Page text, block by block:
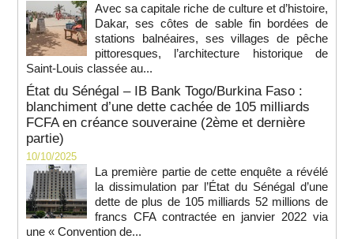
Avec sa capitale riche de culture et d’histoire,
Dakar, ses côtes de sable fin bordées de
stations balnéaires, ses villages de pêche
pittoresques, l’architecture historique de
Saint-Louis classée au...
État du Sénégal – IB Bank Togo/Burkina Faso :
blanchiment d’une dette cachée de 105 milliards
FCFA en créance souveraine (2ème et dernière
partie)
10/10/2025
La première partie de cette enquête a révélé
la dissimulation par l’État du Sénégal d’une
dette de plus de 105 milliards 52 millions de
francs CFA contractée en janvier 2022 via
une « Convention de...